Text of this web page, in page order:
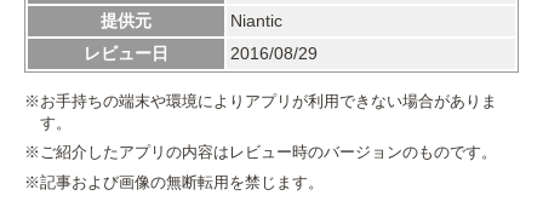
提供元
Niantic
レビュー日
2016/08/29
※お手持ちの端末や環境によりアプリが利用できない場合がありま
す。
※ご紹介したアプリの内容はレビュー時のバージョンのものです。
※記事および画像の無断転用を禁じます。